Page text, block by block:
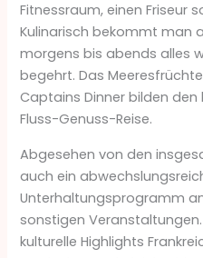
Fitnessraum, einen Friseur
Kulinarisch bekommt man
morgens bis abends alles
begehrt. Das
Captains Dinner bilden
Fluss-Genuss-Reise.
Abgesehen von den
auch ein
Unterhaltungsprogramm
sonstigen
kulturelle Highlights